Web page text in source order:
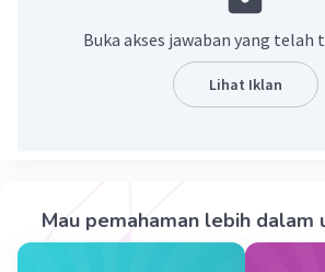
29 September 2023 10:34
Jawaban terverifikasi
Beri Rating·0.0 (0 ) Balas
Buka akses jawaban yang telah
Lihat Iklan
Mau pemahaman lebih dalam